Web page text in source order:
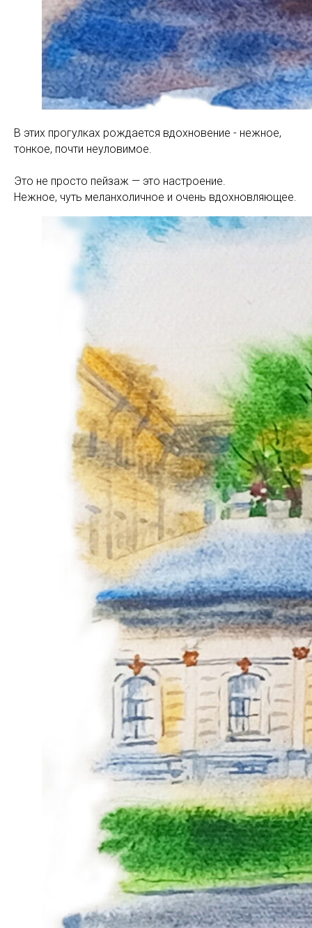
В этих прогулках рождается вдохновение - нежное,
тонкое, почти неуловимое.
Это не просто пейзаж — это настроение.
Нежное, чуть меланхоличное и очень вдохновляющее.